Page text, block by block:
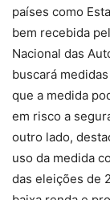
países como
bem recebida
Nacional das
buscará
que a medida
em risco a
outro lado,
uso da medida
das eleições de